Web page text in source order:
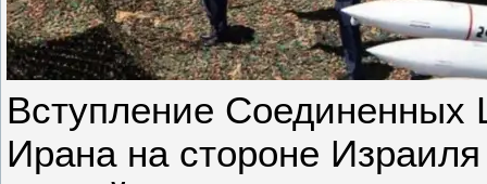
Вступление Соединенных
Ирана на стороне